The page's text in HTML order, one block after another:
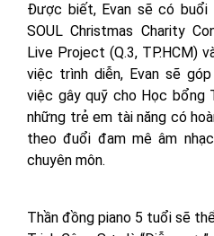
Được biết, Evan sẽ có
SOUL Christmas Charity
Live Project (Q.3, TP.HCM)
việc trình diễn, Evan sẽ
việc gây quỹ cho Học bổng
những trẻ em tài năng có
theo đuổi đam mê âm
chuyên môn.
Thần đồng piano 5 tuổi sẽ